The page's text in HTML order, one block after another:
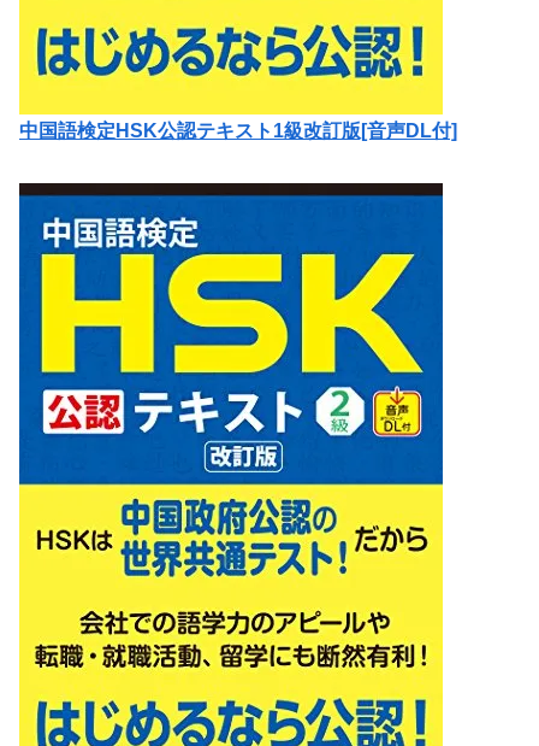
中国語検定HSK公認テキスト1級改訂版[音声DL付]